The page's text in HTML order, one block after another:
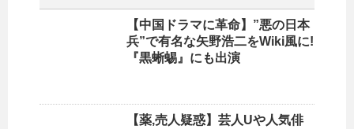
【中国ドラマに革命】”悪の日本
兵”で有名な矢野浩二をWiki風に!
『黒蜥蜴』にも出演
【薬,売人疑惑】芸人Uや人気俳